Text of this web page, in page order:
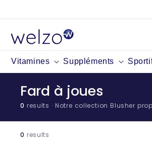
contenu
Vitamines Suppléments
Fard à joues
0 results · Notre collection Blusher
0 results